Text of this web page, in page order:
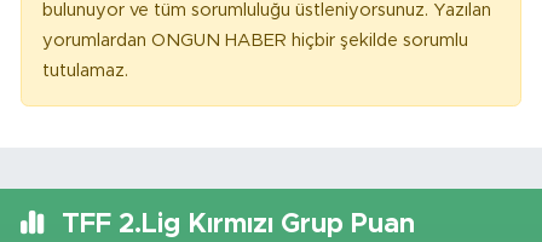
bulunuyor ve tüm sorumluluğu üstleniyorsunuz. Yazılan
yorumlardan ONGUN HABER hiçbir şekilde sorumlu
tutulamaz.
TFF 2.Lig Kırmızı Grup Puan